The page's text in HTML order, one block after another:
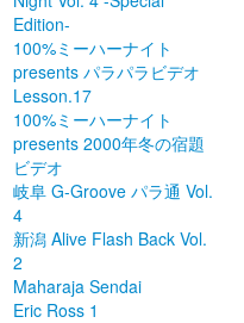
Edition-
100%ミーハーナイト
presents パラパラビデオ
Lesson.17
100%ミーハーナイト
presents 2000年冬の宿題
ビデオ
岐阜 G-Groove パラ通 Vol.
4
新潟 Alive Flash Back Vol.
2
Maharaja Sendai
Eric Ross 1